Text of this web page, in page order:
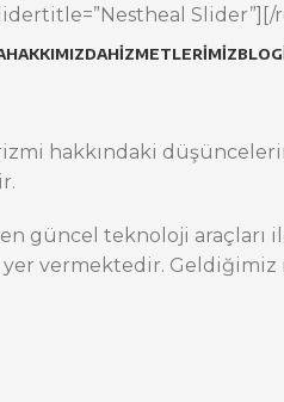
HAKKIMIZDAHIZMETLERIMIZBLOG
Slider”][/
hakkındaki
güncel teknoloji
yer vermektedir.